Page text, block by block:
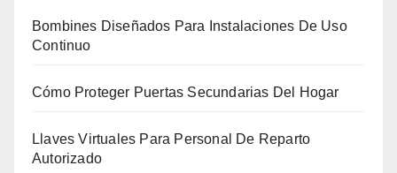
Bombines Diseñados Para Instalaciones De Uso
Continuo
Cómo Proteger Puertas Secundarias Del Hogar
Llaves Virtuales Para Personal De Reparto
Autorizado